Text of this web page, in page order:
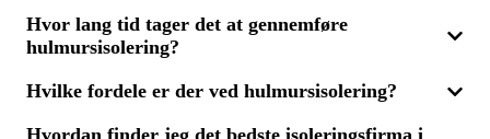
prisvenlige løsning, der samtidig sikrer høj kvalitet og optimal
energibesparelse for din bolig i Hobro.
Hulmursisolering er en metode, hvor isoleringsmateriale
sprøjtes ind i mellemrummet mellem yder- og indermuren i dit
energibesparelser. Få 3 tilbud fra erfarne isoleringsfirmaer i
Hvor lang tid tager det at gennemføre
hulmursisolering?
Det tager typisk en dag at udføre hulmursisolering, afhængigt
Hvilke fordele er der ved hulmursisolering?